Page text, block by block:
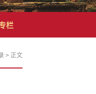
栏
> 正文